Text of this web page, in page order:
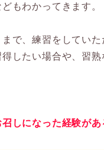
もわかってきます。
で、練習をしていた
したい場合や、習
しになった経験が